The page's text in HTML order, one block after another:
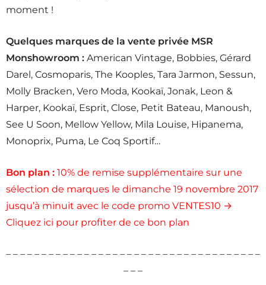
moment !
Quelques marques de la vente privée MSR
Monshowroom : American Vintage, Bobbies, Gérard
Darel, Cosmoparis, The Kooples, Tara Jarmon, Sessun,
Molly Bracken, Vero Moda, Kookaï, Jonak, Leon &
Harper, Kookaï, Esprit, Close, Petit Bateau, Manoush,
See U Soon, Mellow Yellow, Mila Louise, Hipanema,
Monoprix, Puma, Le Coq Sportif…
Bon plan : 10% de remise supplémentaire sur une
sélection de marques le dimanche 19 novembre 2017
jusqu’à minuit avec le code promo VENTES10 →
Cliquez ici pour profiter de ce bon plan
– – – – – – – – – – – – – – – – – – – – – – – – – – – – – – – – – – – –
– – –